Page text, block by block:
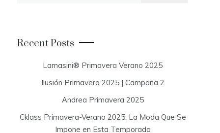
r
:
Recent Posts
Lamasini® Primavera Verano 2025
Ilusión Primavera 2025 | Campaña 2
Andrea Primavera 2025
Cklass Primavera-Verano 2025: La Moda Que Se
Impone en Esta Temporada